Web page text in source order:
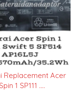
Replacement Acer
Spin 1 SP111 ....